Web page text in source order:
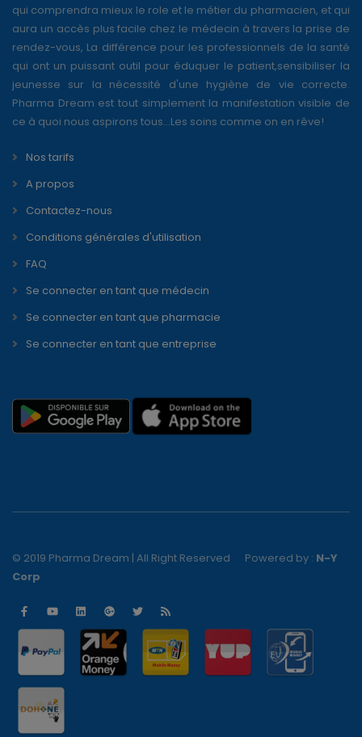
qui comprendra mieux le role et le métier du pharmacien, et qui
aura un accès plus facile chez le médecin à travers la prise de
rendez-vous, La différence pour les professionnels de la santé
qui ont un puissant outil pour éduquer le patient,sensibiliser la
jeunesse sur la nécessité d'une hygiène de vie correcte.
Pharma Dream est tout simplement la manifestation visible de
ce à quoi nous aspirons tous...Les soins comme on en rêve!
Nos tarifs
A propos
Contactez-nous
Conditions générales d'utilisation
FAQ
Se connecter en tant que médecin
Se connecter en tant que pharmacie
Se connecter en tant que entreprise
© 2019 Pharma Dream | All Right Reserved Powered by : N-Y
Corp